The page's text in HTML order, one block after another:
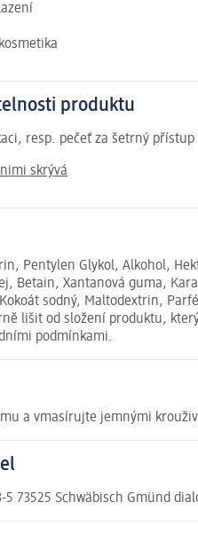
produktu
resp. pečeť za šetrný
skrývá
Pentylen Glykol, Alkohol,
Betain, Xantanová guma,
sodný, Maltodextrin,
lišit od složení produktu,
podmínkami.
a vmasírujte jemnými
5 73525 Schwäbisch Gmünd